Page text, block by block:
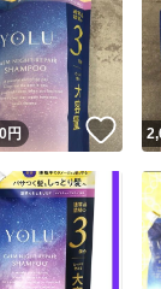
円 いい